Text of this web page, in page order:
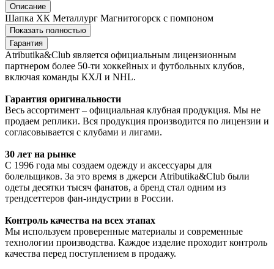
Описание
Шапка ХК Металлург Магнитогорск с помпоном
Показать полностью
Гарантия
Atributika&Club является официальным лицензионным
партнером более 50-ти хоккейных и футбольных клубов,
включая команды КХЛ и NHL.
Гарантия оригинальности
Весь ассортимент – официальная клубная продукция. Мы не
продаем реплики. Вся продукция производится по лицензии и
согласовывается с клубами и лигами.
30 лет на рынке
С 1996 года мы создаем одежду и аксессуары для
болельщиков. За это время в джерси Atributika&Club были
одеты десятки тысяч фанатов, а бренд стал одним из
трендсеттеров фан-индустрии в России.
Контроль качества на всех этапах
Мы используем проверенные материалы и современные
технологии производства. Каждое изделие проходит контроль
качества перед поступлением в продажу.